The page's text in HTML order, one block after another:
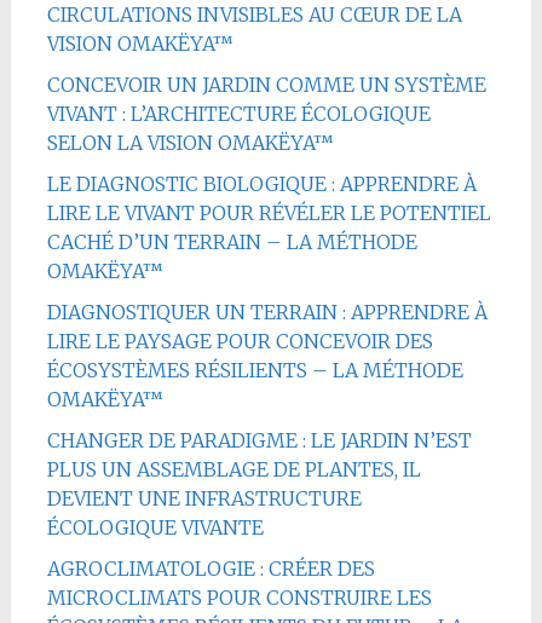
CIRCULATIONS INVISIBLES AU CŒUR DE LA
VISION OMAKËYA™
CONCEVOIR UN JARDIN COMME UN SYSTÈME
VIVANT : L’ARCHITECTURE ÉCOLOGIQUE
SELON LA VISION OMAKËYA™
LE DIAGNOSTIC BIOLOGIQUE : APPRENDRE À
LIRE LE VIVANT POUR RÉVÉLER LE POTENTIEL
CACHÉ D’UN TERRAIN – LA MÉTHODE
OMAKËYA™
DIAGNOSTIQUER UN TERRAIN : APPRENDRE À
LIRE LE PAYSAGE POUR CONCEVOIR DES
ÉCOSYSTÈMES RÉSILIENTS – LA MÉTHODE
OMAKËYA™
CHANGER DE PARADIGME : LE JARDIN N’EST
PLUS UN ASSEMBLAGE DE PLANTES, IL
DEVIENT UNE INFRASTRUCTURE
ÉCOLOGIQUE VIVANTE
AGROCLIMATOLOGIE : CRÉER DES
MICROCLIMATS POUR CONSTRUIRE LES